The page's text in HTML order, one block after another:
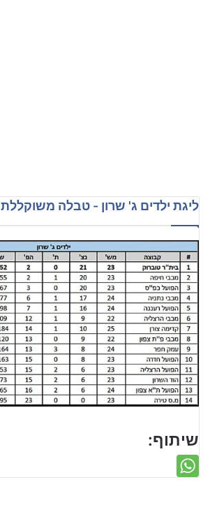
ליגת ילדים ג' שרון - טבלה משוקללת
שיתוף: